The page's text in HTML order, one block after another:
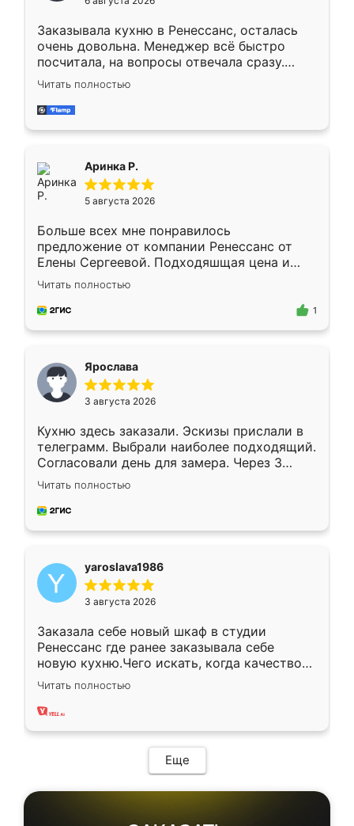
мебели буду заказывать только здесь.
Заказывала кухню в Ренессанс, осталась
очень довольна. Менеджер всё быстро
посчитала, на вопросы отвечала сразу.
Замерщик приехал в субботу, подошёл к
делу со всей ответственностью. Собрали
за день, ребята работали аккуратно, даже
Читать полностью
Аринка Р.
5 августа 2026
Больше всех мне понравилось
предложение от компании Ренессанс от
Елены Сергеевой. Подходяшщая цена и
короткие сроки изготовления. Приехавший
для замера сотрудник Владислав
предложил по моему эскизу самый
Читать полностью
1
Ярослава
3 августа 2026
Кухню здесь заказали. Эскизы прислали в
телеграмм. Выбрали наиболее подходящий.
Согласовали день для замера. Через 3
недели кухня была уже готова. Остались
довольны работой. Спасибо Ренессанс
мебель за качественную работу!
Читать полностью
yaroslava1986
3 августа 2026
Заказала себе новый шкаф в студии
Ренессанс где ранее заказывала себе
новую кухню.Чего искать, когда качеством
вполне довольна. Служит кухня уже почти
два года, нареканий нет.
Читать полностью
Еще